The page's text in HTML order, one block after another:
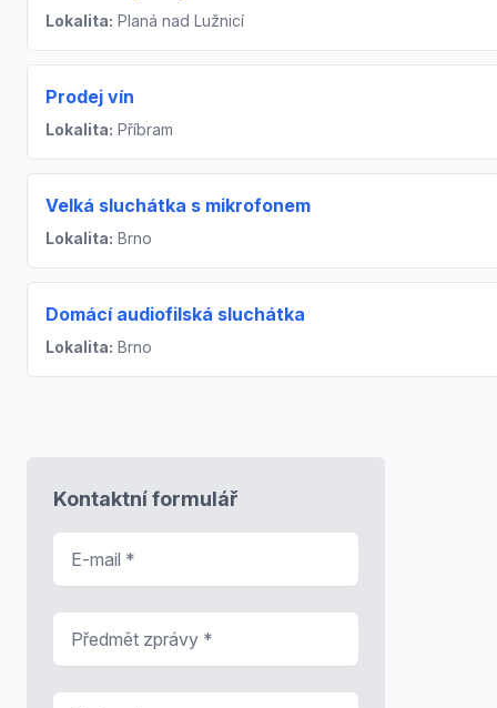
Lokalita: Planá nad Lužnicí
Prodej vín
Lokalita: Příbram
Velká sluchátka s mikrofonem
Lokalita: Brno
Domácí audiofilská sluchátka
Lokalita: Brno
Kontaktní formulář